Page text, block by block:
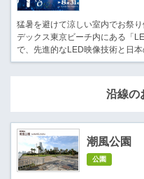
猛暑を避けて涼しい室内でお祭
デックス東京ビーチ内にある「
で、先進的なLED映像技術と日
沿線の
潮風公園
公園